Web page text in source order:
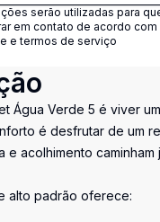
serão utilizadas para
em contato de acordo com
e termos de serviço
Água Verde 5 é viver
é desfrutar de um
e acolhimento caminham
alto padrão oferece: